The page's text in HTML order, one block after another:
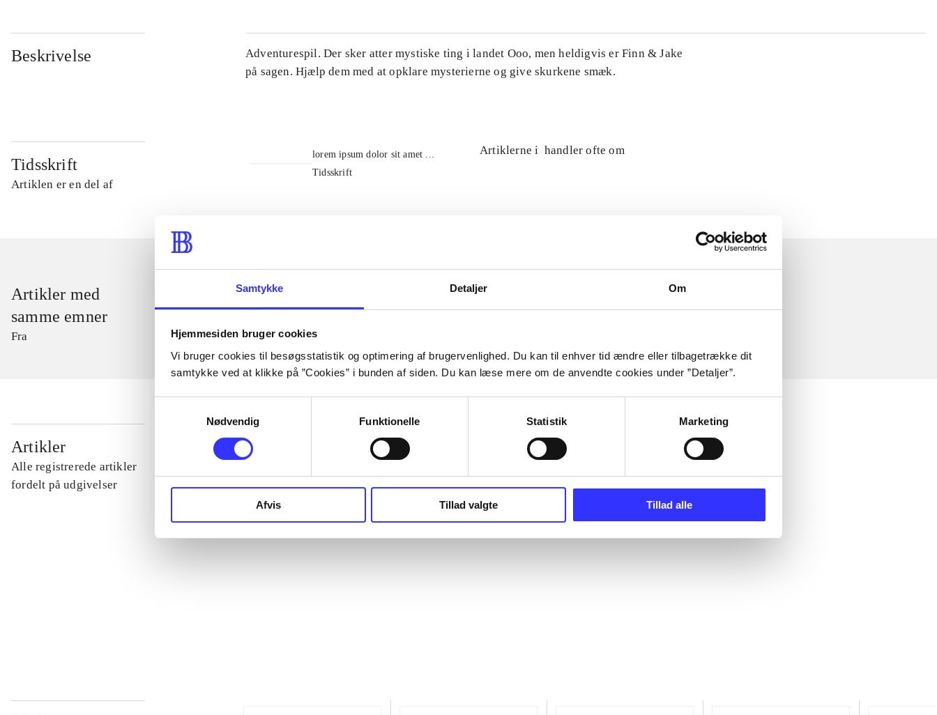
Samtykke Detaljer Om
Hjemmesiden bruger cookies
Vi bruger cookies til besøgsstatistik og optimering af brugervenlighed. Du kan til enhver tid ændre eller tilbagetrække dit
samtykke ved at klikke på ”Cookies” i bunden af siden. Du kan læse mere om de anvendte cookies under ”Detaljer”.
Nødvendig
Funktionelle Statistik Marketing
Afvis Tillad valgte Tillad alle
Beskrivelse
Adventurespil. Der sker atter mystiske ting i landet Ooo, men heldigvis er Finn & Jake
på sagen. Hjælp dem med at opklare mysterierne og give skurkene smæk.
Tidsskrift
Artiklen er en del af
lorem ipsum dolor sit amet ...
Tidsskrift
Artiklerne i handler ofte om
Artikler med
samme emner
Fra
Artikler
Alle registrerede artikler
fordelt på udgivelser
...